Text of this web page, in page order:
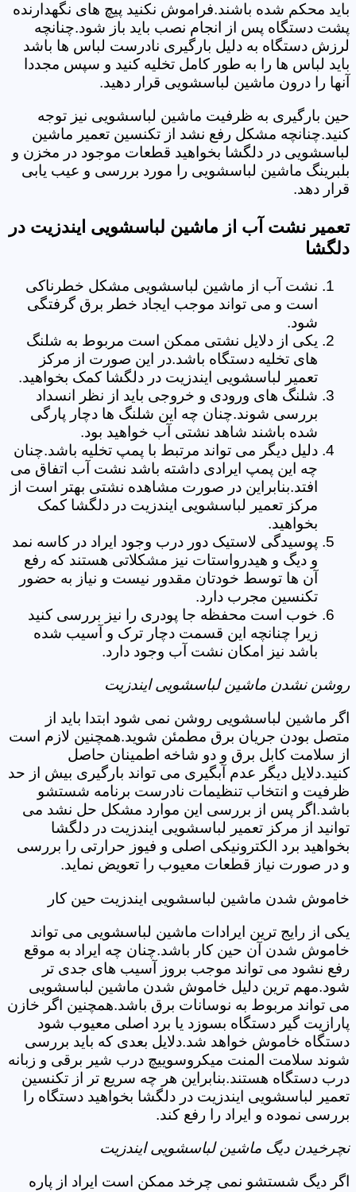
باید محکم شده باشند.فراموش نکنید پیچ های نگهدارنده
پشت دستگاه پس از انجام نصب باید باز شود.چنانچه
لرزش دستگاه به دلیل بارگیری نادرست لباس ها باشد
باید لباس ها را به طور کامل تخلیه کنید و سپس مجددا
آنها را درون ماشین لباسشویی قرار دهید.
حین بارگیری به ظرفیت ماشین لباسشویی نیز توجه
کنید.چنانچه مشکل رفع نشد از تکنسین تعمیر ماشین
لباسشویی در دلگشا بخواهید قطعات موجود در مخزن و
بلبرینگ ماشین لباسشویی را مورد بررسی و عیب یابی
قرار دهد.
تعمیر نشت آب از ماشین لباسشویی ایندزیت در
دلگشا
نشت آب از ماشین لباسشویی مشکل خطرناکی
است و می تواند موجب ایجاد خطر برق گرفتگی
شود.
یکی از دلایل نشتی ممکن است مربوط به شلنگ
های تخلیه دستگاه باشد.در این صورت از مرکز
تعمیر لباسشویی ایندزیت در دلگشا کمک بخواهید.
شلنگ های ورودی و خروجی باید از نظر انسداد
بررسی شوند.چنان چه این شلنگ ها دچار پارگی
شده باشند شاهد نشتی آب خواهید بود.
دلیل دیگر می تواند مرتبط با پمپ تخلیه باشد.چنان
چه این پمپ ایرادی داشته باشد نشت آب اتفاق می
افتد.بنابراین در صورت مشاهده نشتی بهتر است از
مرکز تعمیر لباسشویی ایندزیت در دلگشا کمک
بخواهید.
پوسیدگی لاستیک دور درب وجود ایراد در کاسه نمد
و دیگ و هیدرواستات نیز مشکلاتی هستند که رفع
آن ها توسط خودتان مقدور نیست و نیاز به حضور
تکنسین مجرب دارد.
خوب است محفظه جا پودری را نیز بررسی کنید
زیرا چنانچه این قسمت دچار ترک و آسیب شده
باشد نیز امکان نشت آب وجود دارد.
روشن نشدن ماشین لباسشویی ایندزیت
اگر ماشین لباسشویی روشن نمی شود ابتدا باید از
متصل بودن جریان برق مطمئن شوید.همچنین لازم است
از سلامت کابل برق و دو شاخه اطمینان حاصل
کنید.دلایل دیگر عدم آبگیری می تواند بارگیری بیش از حد
ظرفیت و انتخاب تنظیمات نادرست برنامه شستشو
باشد.اگر پس از بررسی این موارد مشکل حل نشد می
توانید از مرکز تعمیر لباسشویی ایندزیت در دلگشا
بخواهید برد الکترونیکی اصلی و فیوز حرارتی را بررسی
و در صورت نیاز قطعات معیوب را تعویض نماید.
خاموش شدن ماشین لباسشویی ایندزیت حین کار
یکی از رایج ترین ایرادات ماشین لباسشویی می تواند
خاموش شدن آن حین کار باشد.چنان چه ایراد به موقع
رفع نشود می تواند موجب بروز آسیب های جدی تر
شود.مهم ترین دلیل خاموش شدن ماشین لباسشویی
می تواند مربوط به نوسانات برق باشد.همچنین اگر خازن
پارازیت گیر دستگاه بسوزد یا برد اصلی معیوب شود
دستگاه خاموش خواهد شد.دلایل بعدی که باید بررسی
شوند سلامت المنت میکروسوییچ درب شیر برقی و زبانه
درب دستگاه هستند.بنابراین هر چه سریع تر از تکنسین
تعمیر لباسشویی ایندزیت در دلگشا بخواهید دستگاه را
بررسی نموده و ایراد را رفع کند.
نچرخیدن دیگ ماشین لباسشویی ایندزیت
اگر دیگ شستشو نمی چرخد ممکن است ایراد از پاره